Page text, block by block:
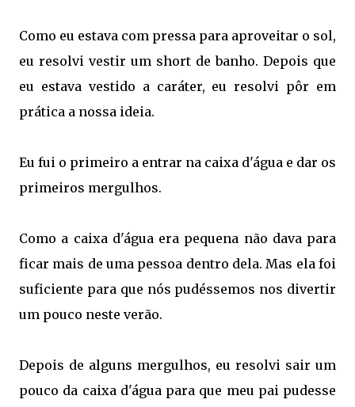
Como eu estava com pressa para aproveitar o sol,
eu resolvi vestir um short de banho. Depois que
eu estava vestido a caráter, eu resolvi pôr em
prática a nossa ideia.
Eu fui o primeiro a entrar na caixa d'água e dar os
primeiros mergulhos.
Como a caixa d'água era pequena não dava para
ficar mais de uma pessoa dentro dela. Mas ela foi
suficiente para que nós pudéssemos nos divertir
um pouco neste verão.
Depois de alguns mergulhos, eu resolvi sair um
pouco da caixa d'água para que meu pai pudesse